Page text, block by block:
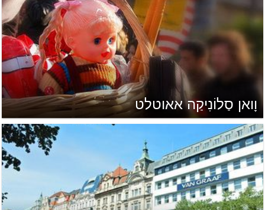
וָואן סַלוֹנִיקַה אאוטלט